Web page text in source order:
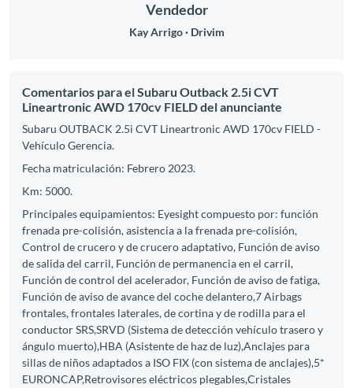
Vendedor
Kay Arrigo Drivim
Comentarios para el Subaru Outback 2.5i CVT
Lineartronic AWD 170cv FIELD del anunciante
Subaru OUTBACK 2.5i CVT Lineartronic AWD 170cv FIELD -
Vehículo Gerencia.
Fecha matriculación: Febrero 2023.
Km: 5000.
Principales equipamientos: Eyesight compuesto por: función
frenada pre-colisión, asistencia a la frenada pre-colisión,
Control de crucero y de crucero adaptativo, Función de aviso
de salida del carril, Función de permanencia en el carril,
Función de control del acelerador, Función de aviso de fatiga,
Función de aviso de avance del coche delantero,7 Airbags
frontales, frontales laterales, de cortina y de rodilla para el
conductor SRS,SRVD (Sistema de detección vehículo trasero y
ángulo muerto),HBA (Asistente de haz de luz),Anclajes para
sillas de niños adaptados a ISO FIX (con sistema de anclajes),5*
EURONCAP,Retrovisores eléctricos plegables,Cristales